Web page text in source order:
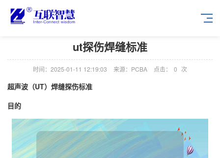
ut探伤焊缝标准
时间：2025-01-11 12:19:03 来源：PCBA 点击： 0 次
超声波（UT）焊缝探伤标准
目的